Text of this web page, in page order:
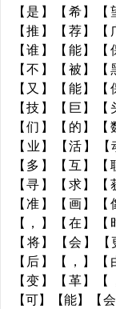
【是】【希】
【推】【荐】
【谁】【能】
【不】【被】
【又】【能】
【技】【巨】
【们】【的】
【业】【活】
【多】【互】
【寻】【求】
【准】【画】
【，】【在】
【将】【会】
【后】【，】
【变】【革】
【可】【能】【